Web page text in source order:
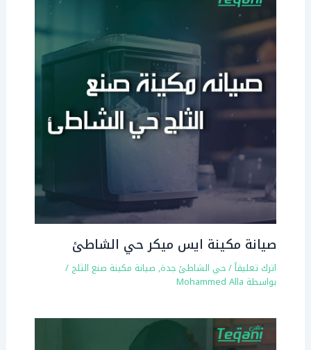
صيانة مكينة ايس ميكر حي الشاطئ
اترك تعليقاً/حي الشاطئ جدة, صيانة مكينة صنع الثلج /
بواسطة Mohammed Alla